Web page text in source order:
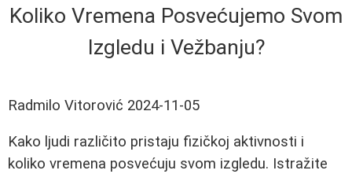
Koliko Vremena Posvećujemo Svom
Izgledu i Vežbanju?
Radmilo Vitorović 2024-11-05
Kako ljudi različito pristaju fizičkoj aktivnosti i
koliko vremena posvećuju svom izgledu. Istražite